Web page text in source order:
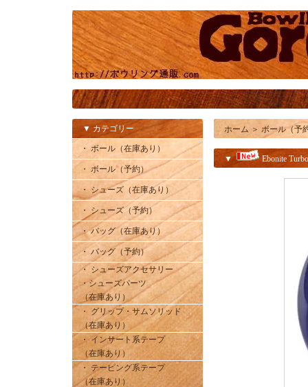
▼ カテゴリー
・ ボール（在庫あり）
・ ボール（予約）
・ シューズ（在庫あり）
・ シューズ（予約）
・ バッグ（在庫あり）
・ バッグ（予約）
・ シューズアクセサリー
・シューズパーツ
（在庫あり）
・ グリップ・サムソリッド
（在庫あり）
・ インサート系テープ
（在庫あり）
・ テーピング系テープ
（在庫あり）
ホーム ＞ ボール（予
▼ Ebonite